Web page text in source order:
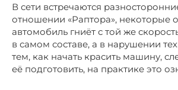
В сети встречаются
отношении «Раптора», некоторые
автомобиль гниёт с той же
в самом составе, а в нарушении
тем, как начать красить машину,
её подготовить, на практике это